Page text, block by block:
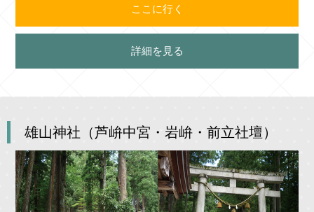
ここに行く
詳細を見る
雄山神社（芦峅中宮・岩峅・前立社壇）